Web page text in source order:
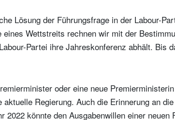
Lösung der Führungsfrage in der Labour-
eines Wettstreits rechnen wir mit der
Partei ihre Jahreskonferenz abhält. Bis
oder eine neue
Regierung. Auch die Erinnerung an die
2022 könnte den Ausgabenwillen einer neuen